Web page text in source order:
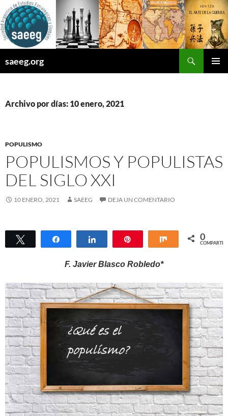
Saltar
al
contenido
saeeg.org
Archivo por días: 10 enero, 2021
POPULISMO
POPULISMOS Y POPULISTAS
DEL SIGLO XXI
10 ENERO, 2021 SAEEG DEJA UN COMENTARIO
Twittear Compartir Compartir Compartir
0
COMPARTIR
F. Javier Blasco Robledo*